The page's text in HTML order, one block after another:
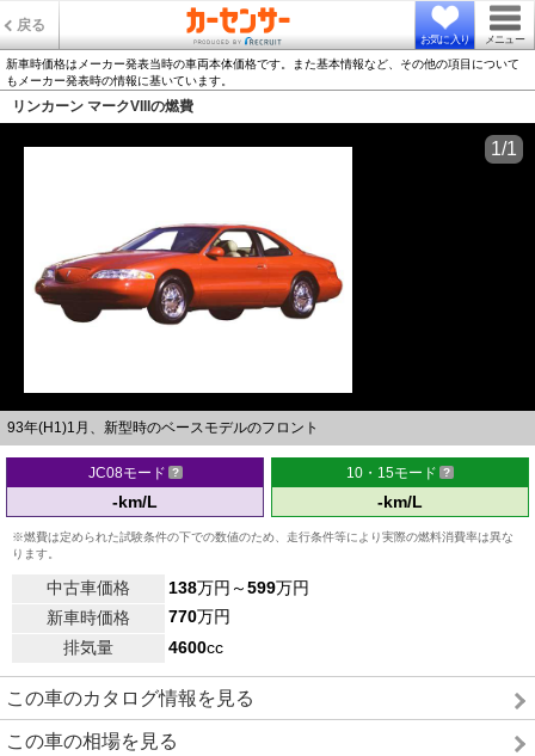
戻る
お気に入り メニュー
新車時価格はメーカー発表当時の車両本体価格です。また基本情報など、その他の項目について
もメーカー発表時の情報に基いています。
リンカーン マークVIIIの燃費
93年(H1)1月、新型時のベースモデルのフロント
1/1
JC08モード
-km/L
10・15モード
-km/L
※燃費は定められた試験条件の下での数値のため、走行条件等により実際の燃料消費率は異な
ります。
中古車価格 138万円～599万円
新車時価格
770万円
排気量
4600cc
この車のカタログ情報を見る
この車の相場を見る